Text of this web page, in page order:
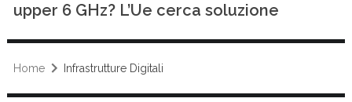
upper 6 GHz? L’Ue cerca soluzione
Home Infrastrutture Digitali